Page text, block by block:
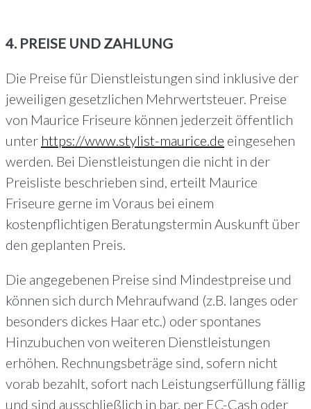
4. PREISE UND ZAHLUNG
Die Preise für Dienstleistungen sind inklusive der
jeweiligen gesetzlichen Mehrwertsteuer. Preise
von Maurice Friseure können jederzeit öffentlich
unter https://www.stylist-maurice.de eingesehen
werden. Bei Dienstleistungen die nicht in der
Preisliste beschrieben sind, erteilt Maurice
Friseure gerne im Voraus bei einem
kostenpflichtigen Beratungstermin Auskunft über
den geplanten Preis.
Die angegebenen Preise sind Mindestpreise und
können sich durch Mehraufwand (z.B. langes oder
besonders dickes Haar etc.) oder spontanes
Hinzubuchen von weiteren Dienstleistungen
erhöhen. Rechnungsbeträge sind, sofern nicht
vorab bezahlt, sofort nach Leistungserfüllung fällig
und sind ausschließlich in bar, per EC-Cash oder